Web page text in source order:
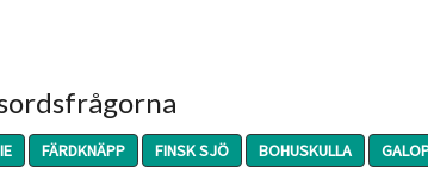
FÄRDKNÄPP FINSK SJÖ BOHUSKULLA